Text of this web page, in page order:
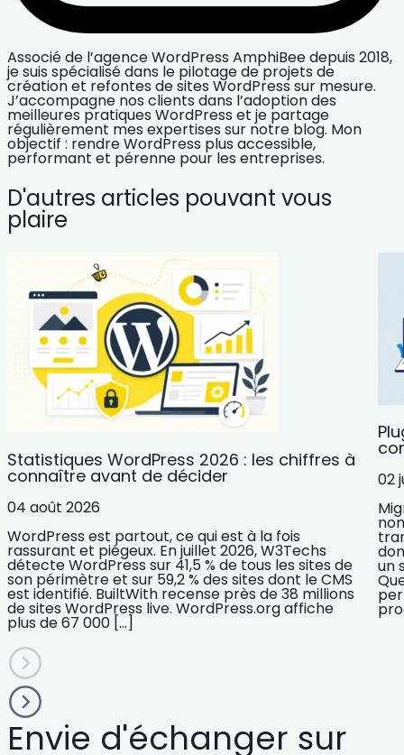
Associé de l’agence WordPress AmphiBee depuis 2018,
je suis spécialisé dans le pilotage de projets de
création et refontes de sites WordPress sur mesure.
J’accompagne nos clients dans l’adoption des
meilleures pratiques WordPress et je partage
régulièrement mes expertises sur notre blog. Mon
objectif : rendre WordPress plus accessible,
performant et pérenne pour les entreprises.
D'autres articles pouvant vous
plaire
Statistiques WordPress 2026 : les chiffres à
connaître avant de décider
04 août 2026
WordPress est partout, ce qui est à la fois
rassurant et piégeux. En juillet 2026, W3Techs
détecte WordPress sur 41,5 % de tous les sites de
son périmètre et sur 59,2 % des sites dont le CMS
est identifié. BuiltWith recense près de 38 millions
de sites WordPress live. WordPress.org affiche
plus de 67 000 […]
02
un
Envie d'échanger sur